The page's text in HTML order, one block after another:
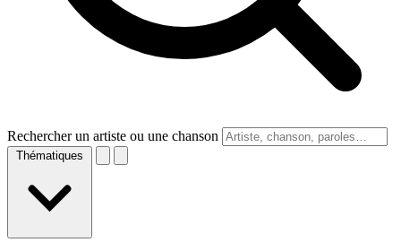
Rechercher un artiste ou une chanson
Thématiques